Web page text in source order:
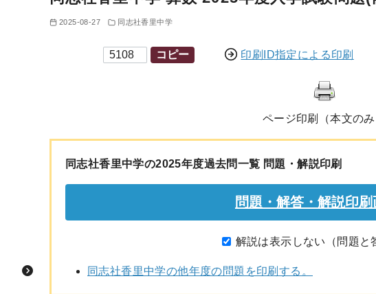
2025-08-27 同志社香里中学
コピー 印刷ID指定による印刷
ページ印刷（本文のみ
同志社香里中学の2025年度過去問一覧 問題・解説印刷
解説は表示しない（問題と
同志社香里中学の他年度の問題を印刷する。